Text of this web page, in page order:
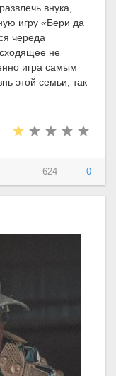
внука,
игру «Бери да
череда
не
игра самым
этой семьи, так
624 0